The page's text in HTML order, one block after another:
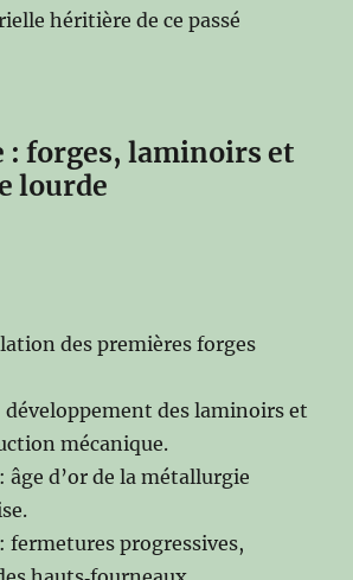
héritière de ce passé
: forges, laminoirs et
lourde
des premières forges
développement des laminoirs et
mécanique.
: âge d’or de la métallurgie
: fermetures progressives,